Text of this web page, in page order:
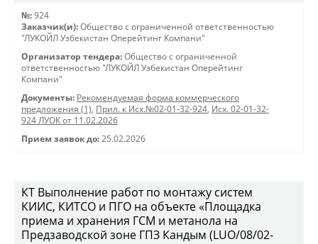
№: 924
Заказчик(и): Общество с ограниченной ответственностью
"ЛУКОЙЛ Узбекистан Оперейтинг Компани"
Организатор тендера: Общество с ограниченной
ответственностью "ЛУКОЙЛ Узбекистан Оперейтинг
Компани"
Документы: Рекомендуемая форма коммерческого
предложения (1), Прил. к Исх.№02-01-32-924, Исх. 02-01-32-
924 ЛУОК от 11.02.2026
Прием заявок до: 25.02.2026
КТ Выполнение работ по монтажу систем
КИИС, КИТСО и ПГО на объекте «Площадка
приема и хранения ГСМ и метанола на
Предзаводской зоне ГПЗ Кандым (LUO/08/02-